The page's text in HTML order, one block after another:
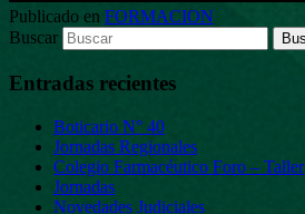
Publicado en FORMACION
Buscar
Entradas recientes
Boticario N° 40
Jornadas Regionales
Colegio Farmacéutico Foro – Taller
Jornadas
Novedades Judiciales